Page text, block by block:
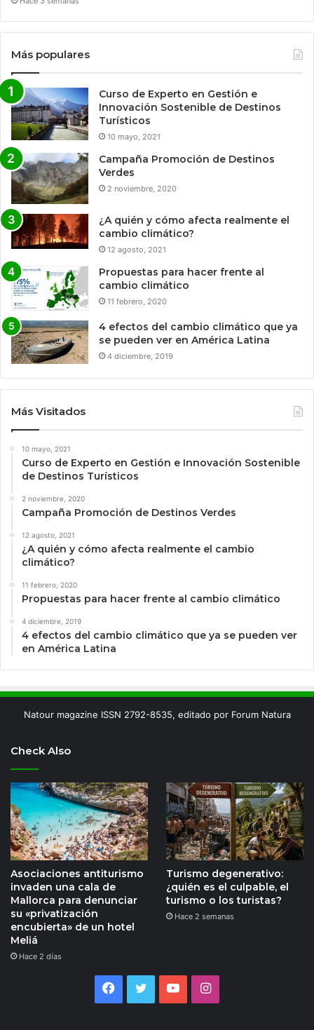
Más populares
Curso de Experto en Gestión e
Innovación Sostenible de Destinos
Turísticos
10 mayo, 2021
Campaña Promoción de Destinos
Verdes
2 noviembre, 2020
¿A quién y cómo afecta realmente el
cambio climático?
12 agosto, 2021
Propuestas para hacer frente al
cambio climático
11 febrero, 2020
4 efectos del cambio climático que ya
se pueden ver en América Latina
4 diciembre, 2019
Más Visitados
10 mayo, 2021
Curso de Experto en Gestión e Innovación Sostenible
de Destinos Turísticos
2 noviembre, 2020
Campaña Promoción de Destinos Verdes
12 agosto, 2021
¿A quién y cómo afecta realmente el cambio
climático?
11 febrero, 2020
Propuestas para hacer frente al cambio climático
4 diciembre, 2019
4 efectos del cambio climático que ya se pueden ver
en América Latina
Natour magazine ISSN 2792-8535, editado por Forum Natura
Check Also
Asociaciones antiturismo
invaden una cala de
Mallorca para denunciar
su «privatización
encubierta» de un hotel
Meliá
Hace 2 días
Turismo degenerativo:
¿quién es el culpable, el
turismo o los turistas?
Hace 2 semanas
Facebook
TwitterYouTubeInstagram